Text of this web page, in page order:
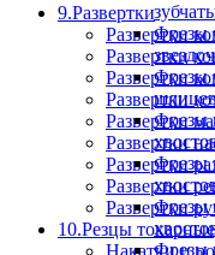
9.Развертки
Развертки
Развертки
Развертки
Развертки
Развертки
Развертки
Развертки
Развертки
Развертки
10.Резцы
Накатки и
Фрезы
Фрезы
Фрезы
Фрезы
Фрезы
Фрезы